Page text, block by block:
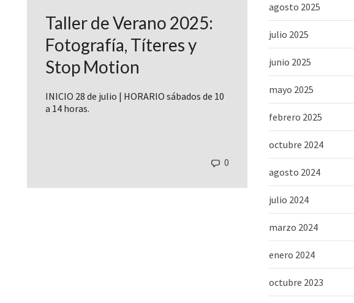
Taller de Verano 2025:
Fotografía, Títeres y
Stop Motion
INICIO 28 de julio | HORARIO sábados de 10
a 14 horas.
0
agosto 2025
julio 2025
junio 2025
mayo 2025
febrero 2025
octubre 2024
agosto 2024
julio 2024
marzo 2024
enero 2024
octubre 2023